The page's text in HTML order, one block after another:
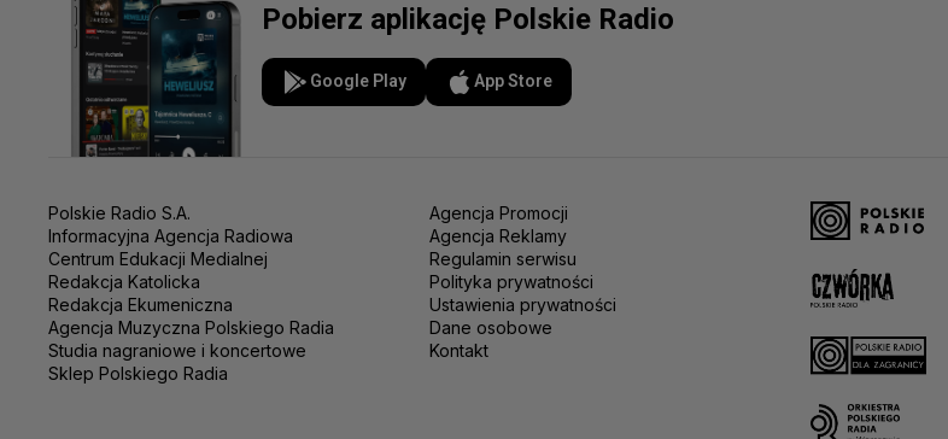
Pobierz aplikację Polskie Radio
Google Play App Store
Polskie Radio S.A.
Informacyjna Agencja Radiowa
Centrum Edukacji Medialnej
Redakcja Katolicka
Redakcja Ekumeniczna
Agencja Muzyczna Polskiego Radia
Studia nagraniowe i koncertowe
Sklep Polskiego Radia
Agencja Promocji
Agencja Reklamy
Regulamin serwisu
Polityka prywatności
Ustawienia prywatności
Dane osobowe
Kontakt